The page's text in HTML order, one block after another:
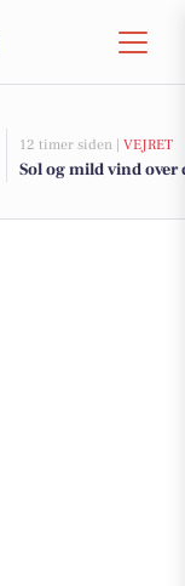
12 timer siden | VEJRET
Sol og mild vind over